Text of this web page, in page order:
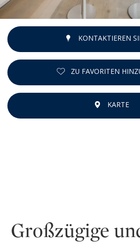
KONTAKTIEREN
ZU FAVORITEN
KARTE
Großzügige